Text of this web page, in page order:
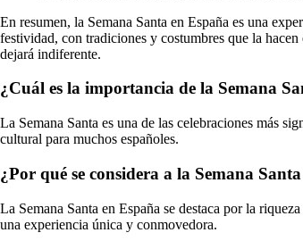
En resumen, la Semana Santa en España es una
festividad, con tradiciones y costumbres que la
dejará indiferente.
¿Cuál es la importancia de la Semana
La Semana Santa es una de las celebraciones más
cultural para muchos españoles.
¿Por qué se considera a la Semana
La Semana Santa en España se destaca por la
una experiencia única y conmovedora.